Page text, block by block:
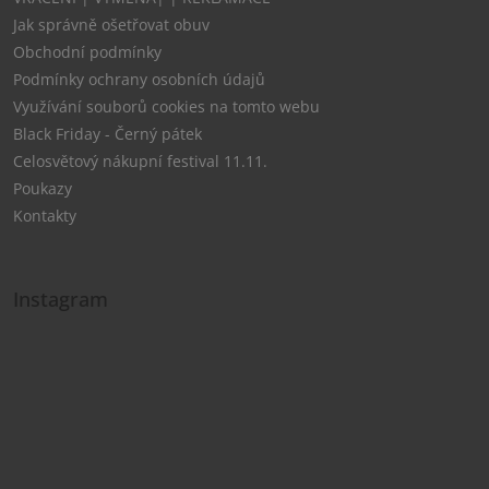
Jak správně ošetřovat obuv
Obchodní podmínky
Podmínky ochrany osobních údajů
Využívání souborů cookies na tomto webu
Black Friday - Černý pátek
Celosvětový nákupní festival 11.11.
Poukazy
Kontakty
Instagram